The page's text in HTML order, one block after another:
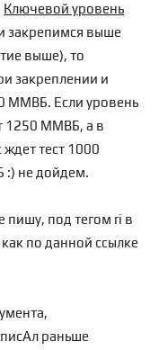
Ключевой уровень
закрепимся выше
выше), то
закреплении и
ММВБ. Если уровень
1250 ММВБ, а в
ждет тест 1000
не дойдем.
пишу, под тегом ri в
по данной ссылке
раньше